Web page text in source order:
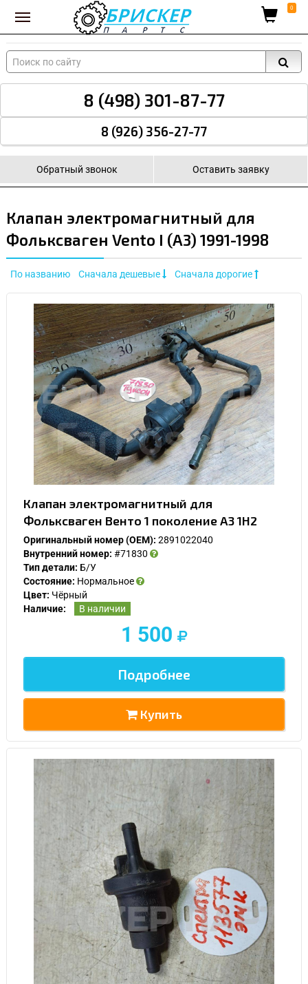
Вход для поставщиков 0
8 (498) 301-87-77
8 (926) 356-27-77
Обратный звонок Оставить заявку
Клапан электромагнитный для
Фольксваген Vento I (A3) 1991-1998
По названию Сначала дешевые Сначала дорогие
Клапан электромагнитный для
Фольксваген Венто 1 поколение A3 1H2
Оригинальный номер (OEM): 2891022040
Внутренний номер: #71830
Тип детали: Б/У
Состояние: Нормальное
Цвет: Чёрный
Наличие:
В наличии
1 500
Подробнее
Купить